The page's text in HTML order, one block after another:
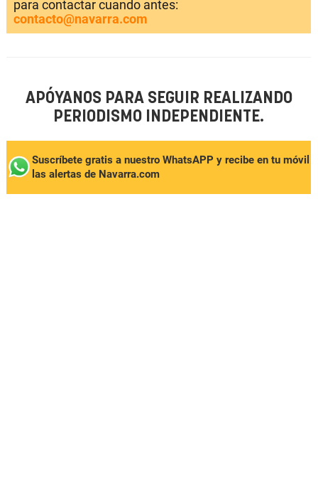
para contactar cuando antes:
contacto@navarra.com
APÓYANOS PARA SEGUIR REALIZANDO
PERIODISMO INDEPENDIENTE.
Suscríbete gratis a nuestro WhatsAPP y recibe en tu móvil
las alertas de Navarra.com